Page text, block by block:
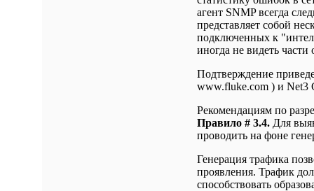
агент SNMP всегда
представляет собой
подключенных к
иногда не видеть
Подтверждение
www.fluke.com ) и Net3
Рекомендациям по
Правило # 3.4. Для
проводить на фоне
Генерация трафика
проявления. Трафик
способствовать